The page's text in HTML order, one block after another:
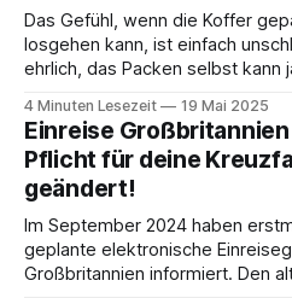
Das Gefühl, wenn die Koffer
losgehen kann, ist einfach
ehrlich, das Packen selbst kann
ersten Mal fährt oder einfach alles
die Jahre und bei unseren
4 Minuten Lesezeit 19 Mai 2025
Einreise
Pflicht für deine
geändert!
Im September 2024 haben
geplante elektronische
Großbritannien informiert. Den